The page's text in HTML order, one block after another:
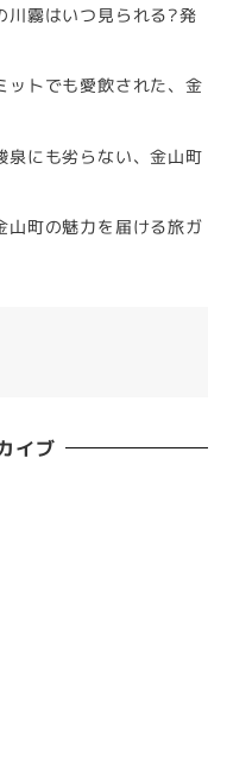
川霧はいつ見られる?発
ットでも愛飲された、金
泉にも劣らない、金山町
山町の魅力を届ける旅ガ
イブ